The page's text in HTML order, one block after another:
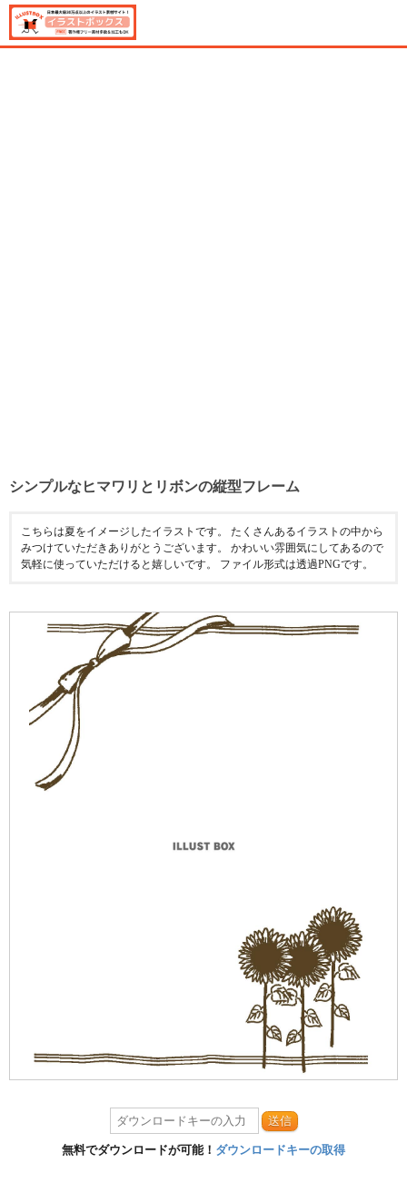
シンプルなヒマワリとリボンの縦型フレーム
こちらは夏をイメージしたイラストです。 たくさんあるイラストの中から
みつけていただきありがとうございます。 かわいい雰囲気にしてあるので
気軽に使っていただけると嬉しいです。 ファイル形式は透過PNGです。
送信
無料でダウンロードが可能！ ダウンロードキーの取得